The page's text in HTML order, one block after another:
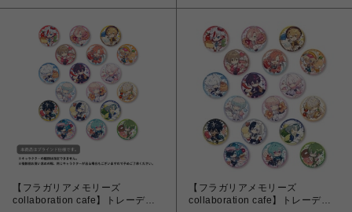
【フラガリアメモリーズ
collaboration cafe】トレーディ
【フラガリアメモリーズ
collaboration cafe】トレーディ